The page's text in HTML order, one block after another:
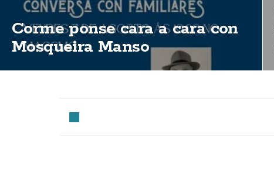
Corme ponse cara a cara con
Mosqueira Manso